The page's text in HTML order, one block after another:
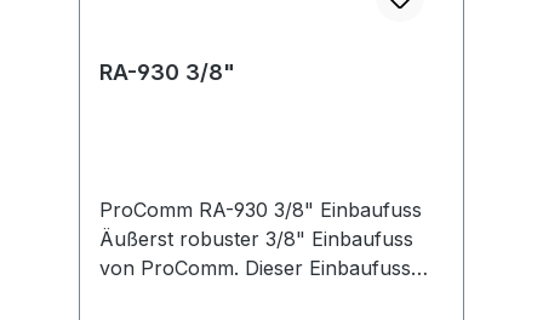
RA-930 3/8"
ProComm RA-930 3/8" Einbaufuss
Äußerst robuster 3/8" Einbaufuss
von ProComm. Dieser Einbaufuss